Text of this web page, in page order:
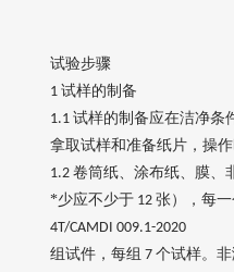
试验步骤
1 试样的制备
1.1 试样的制备应在洁净条
拿取试样和准备纸片，操
1.2 卷筒纸、涂布纸、膜、
*少应不少于 12 张），每
4T/CAMDI 009.1-2020
组试件，每组 7 个试样。